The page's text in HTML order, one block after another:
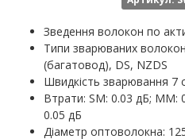
Зведення волокон по
Типи зварюваних
(багатовод), DS, NZDS
Швидкість зварювання 7
Втрати: SM: 0.03 дБ; MM:
0.05 дБ
Діаметр оптоволокна: